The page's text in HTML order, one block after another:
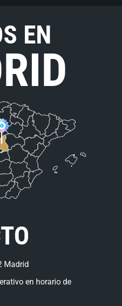
EN
Madrid
en horario de